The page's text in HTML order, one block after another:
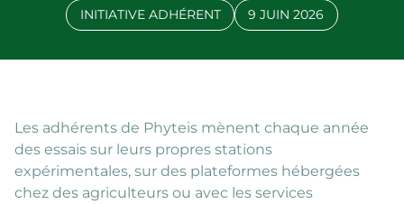
INITIATIVE ADHÉRENT 9 JUIN 2026
Les adhérents de Phyteis mènent chaque année
des essais sur leurs propres stations
expérimentales, sur des plateformes hébergées
chez des agriculteurs ou avec les services